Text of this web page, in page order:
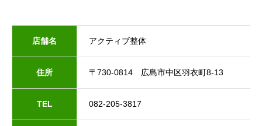
店舗名 アクティブ整体
住所 〒730-0814 広島市中区羽衣町8-13
TEL 082-205-3817